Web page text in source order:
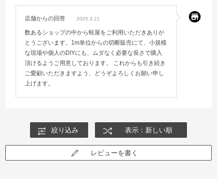
店舗からの回答 2025.3.21
数あるショップの中から蛙屋をご利用いただきありが
とうございます。1m単位からの切断販売にて、小規模
な現場や個人のDIYにも、ムダなく必要な長さで購入
頂けるようご用意しております。 これからも引き続き
ご愛顧いただきますよう、どうぞよろしくお願い申し
上げます。
絞り込み 表示：新しい順
レビューを書く